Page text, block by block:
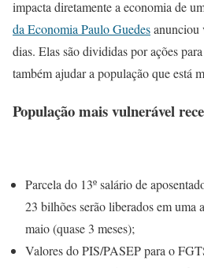
impacta diretamente a economia de
da Economia Paulo Guedesanunciou
dias. Elas são divididas por ações
também ajudar a população que está
População mais vulnerável
Parcela do 13º salário de
23 bilhões serão liberados em uma
maio (quase 3 meses);
Valores do PIS/PASEP para o